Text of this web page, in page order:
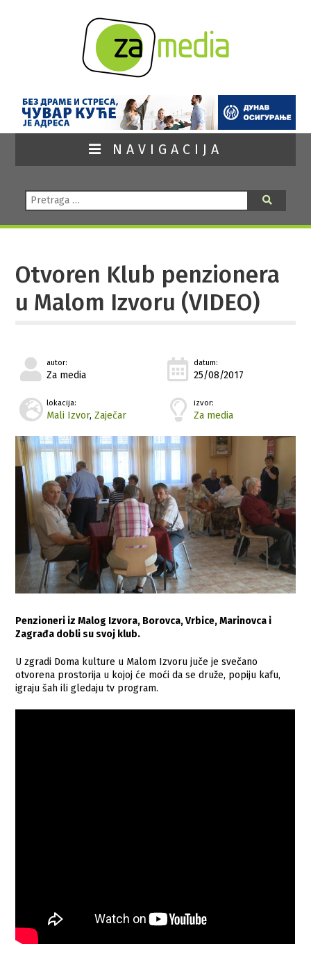
NAVIGACIJA
Pretraga:
Otvoren Klub penzionera
u Malom Izvoru (VIDEO)
autor:
Za media
datum:
25/08/2017
lokacija:
Mali Izvor,Zaječar
izvor:
Za media
Penzioneri iz Malog Izvora, Borovca, Vrbice, Marinovca i
Zagrađa dobli su svoj klub.
U zgradi Doma kulture u Malom Izvoru juče je svečano
otvorena prostorija u kojoj će moći da se druže, popiju kafu,
igraju šah ili gledaju tv program.